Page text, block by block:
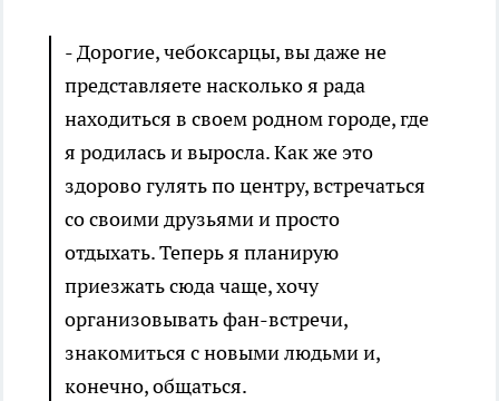
- Дорогие, чебоксарцы, вы даже не
представляете насколько я рада
находиться в своем родном городе, где
я родилась и выросла. Как же это
здорово гулять по центру, встречаться
со своими друзьями и просто
отдыхать. Теперь я планирую
приезжать сюда чаще, хочу
организовывать фан-встречи,
знакомиться с новыми людьми и,
конечно, общаться.